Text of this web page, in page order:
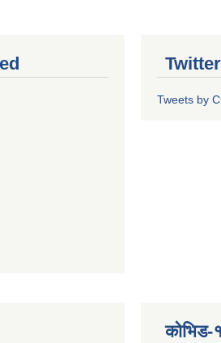
Twitter
Tweets by
कोभिड-